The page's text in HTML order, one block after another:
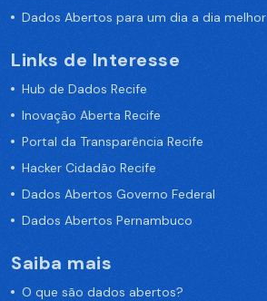
Dados Abertos para um dia a dia melhor
Links de Interesse
Hub de Dados Recife
Inovação Aberta Recife
Portal da Transparência Recife
Hacker Cidadão Recife
Dados Abertos Governo Federal
Dados Abertos Pernambuco
Saiba mais
O que são dados abertos?